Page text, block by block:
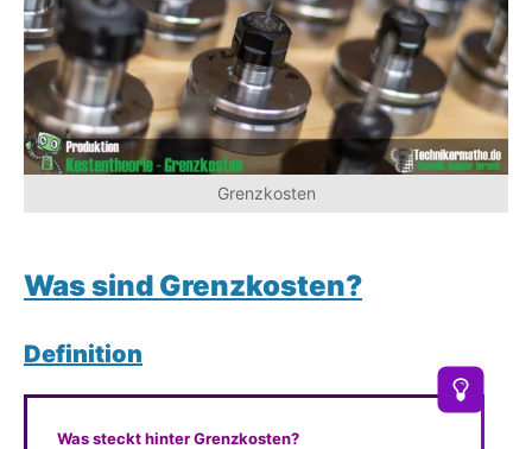
Grenzkosten
Was sind Grenzkosten?
Definition
Was steckt hinter Grenzkosten?